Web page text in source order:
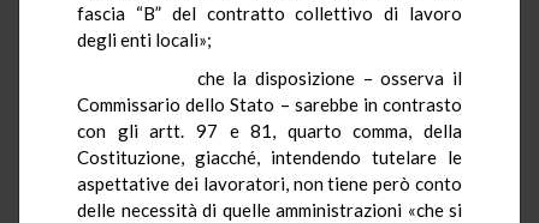
fascia “B” del contratto collettivo di lavoro
degli enti locali»;
che la disposizione – osserva il
Commissario dello Stato – sarebbe in contrasto
con gli artt. 97 e 81, quarto comma, della
Costituzione, giacché, intendendo tutelare le
aspettative dei lavoratori, non tiene però conto
delle necessità di quelle amministrazioni «che si